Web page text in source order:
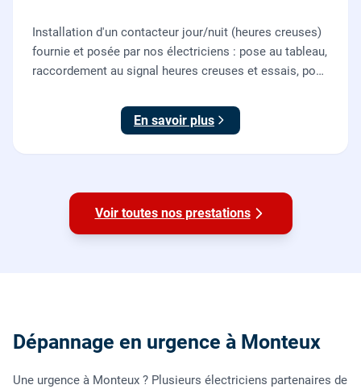
Installation d'un contacteur jour/nuit (heures creuses)
fournie et posée par nos électriciens : pose au tableau,
raccordement au signal heures creuses et essais, pour
En savoir plus
Voir toutes nos prestations
Dépannage en urgence à Monteux
Une urgence à Monteux ? Plusieurs électriciens partenaires de